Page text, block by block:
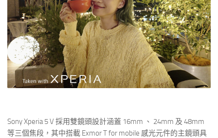
Sony Xperia 5 V 採用雙鏡頭設計涵蓋 16mm 、 24mm 及 48mm
等三個焦段，其中搭載 Exmor T for mobile 感光元件的主鏡頭具